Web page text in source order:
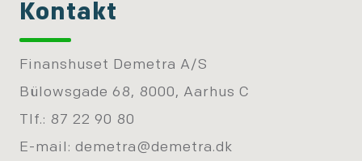
Kontakt
Finanshuset Demetra A/S
Bülowsgade 68, 8000, Aarhus C
Tlf.: 87 22 90 80
E-mail: demetra@demetra.dk